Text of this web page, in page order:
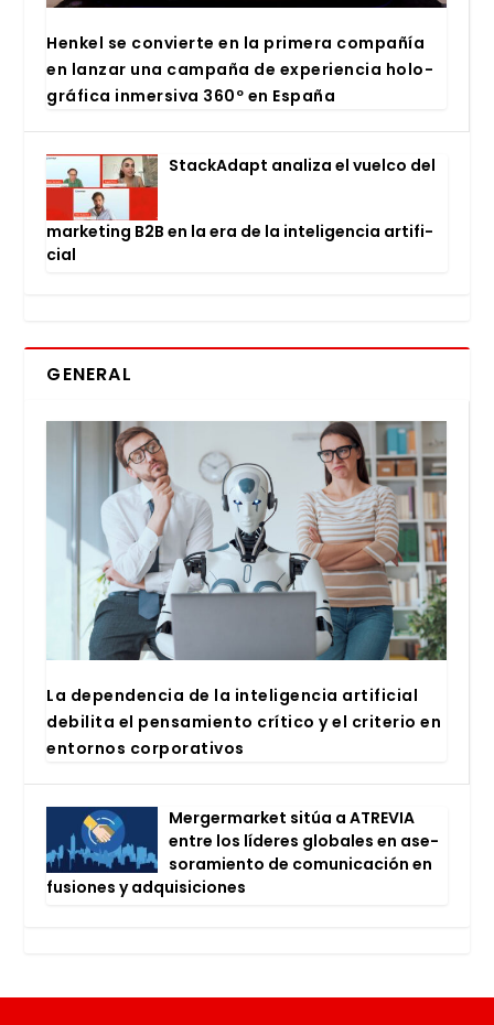
Hen­kel se con­vier­te en la pri­me­ra com­pa­ñía
en lan­zar una cam­pa­ña de expe­rien­cia holo­
grá­fi­ca inmer­si­va 360º en Espa­ña
Stac­kA­dapt ana­li­za el vuel­co del
mar­ke­ting B2B en la era de la inte­li­gen­cia arti­fi­
cial
GENERAL
La depen­den­cia de la inte­li­gen­cia arti­fi­cial
debi­li­ta el pen­sa­mien­to crí­ti­co y el cri­te­rio en
entor­nos cor­po­ra­ti­vos
Mer­ger­mar­ket sitúa a ATRE­VIA
entre los líde­res glo­ba­les en ase­
so­ra­mien­to de comu­ni­ca­ción en
fusio­nes y adqui­si­cio­nes